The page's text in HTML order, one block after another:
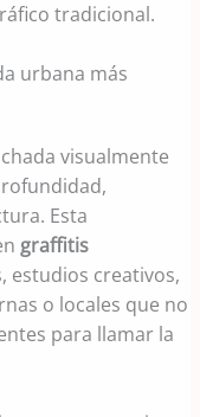
tradicional.
urbana más
visualmente
Esta
graffitis
estudios creativos,
o locales que no
para llamar la